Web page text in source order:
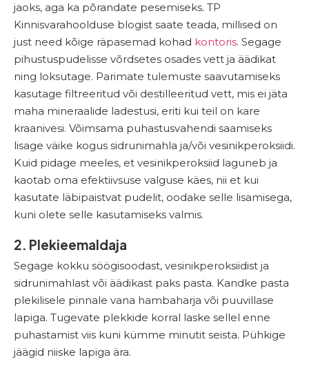
jaoks, aga ka põrandate pesemiseks. TP
Kinnisvarahoolduse blogist saate teada, millised on
just need kõige räpasemad kohad kontoris. Segage
pihustuspudelisse võrdsetes osades vett ja äädikat
ning loksutage. Parimate tulemuste saavutamiseks
kasutage filtreeritud või destilleeritud vett, mis ei jäta
maha mineraalide ladestusi, eriti kui teil on kare
kraanivesi. Võimsama puhastusvahendi saamiseks
lisage väike kogus sidrunimahla ja/või vesinikperoksiidi.
Kuid pidage meeles, et vesinikperoksiid laguneb ja
kaotab oma efektiivsuse valguse käes, nii et kui
kasutate läbipaistvat pudelit, oodake selle lisamisega,
kuni olete selle kasutamiseks valmis.
2. Plekieemaldaja
Segage kokku söögisoodast, vesinikperoksiidist ja
sidrunimahlast või äädikast paks pasta. Kandke pasta
plekilisele pinnale vana hambaharja või puuvillase
lapiga. Tugevate plekkide korral laske sellel enne
puhastamist viis kuni kümme minutit seista. Pühkige
jäägid niiske lapiga ära.